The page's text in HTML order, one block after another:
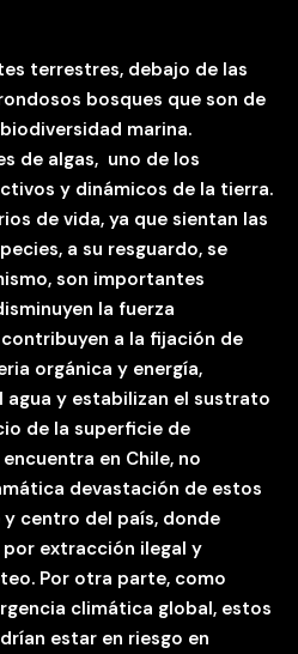
terrestres, debajo de las
bosques que son de
marina.
de algas, uno de los
y dinámicos de la tierra.
de vida, ya que sientan las
a su resguardo, se
son importantes
la fuerza
a la fijación de
orgánica y energía,
agua y estabilizan el sustrato
de la superficie de
en Chile, no
devastación de estos
centro del país, donde
extracción ilegal y
Por otra parte, como
climática global, estos
estar en riesgo en